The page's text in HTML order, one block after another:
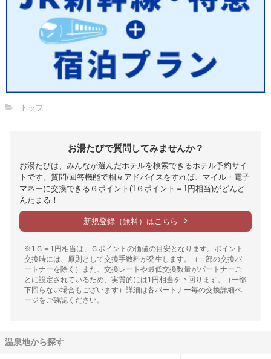
トップ
お湯たびで質問してみませんか？
お湯たびは、みんなが選んだホテルを検索できるホテル予約サイ
トです。質問/回答機能で相互アドバイスをすれば、マイル・電子
マネーに交換できるＧポイント(1Ｇポイント＝1円相当)がどんど
んたまる！
新規登録（無料）はこちら
※1Ｇ＝1円相当は、Ｇポイントの価値の目安となります。ポイント
交換時には、原則として交換手数料が発生します。（一部の交換パ
ートナーを除く）また、交換レートや最低交換数量がパートナーご
とに設定されているため、実質的には1円相当を下回ります。（一部
下回らない場合もございます）詳細は各パートナー毎の交換詳細ペ
ージをご確認ください。
温泉地から探す